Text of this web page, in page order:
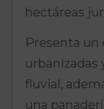
hectáreas
Presenta un
urbanizadas
fluvial,
una